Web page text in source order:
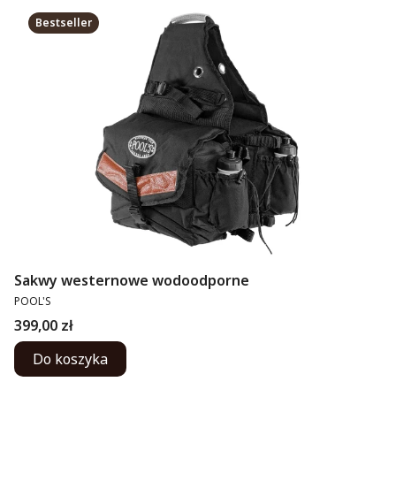
Bestseller
Sakwy westernowe wodoodporne
PRODUCENT
POOL'S
Cena
399,00 zł
Do koszyka